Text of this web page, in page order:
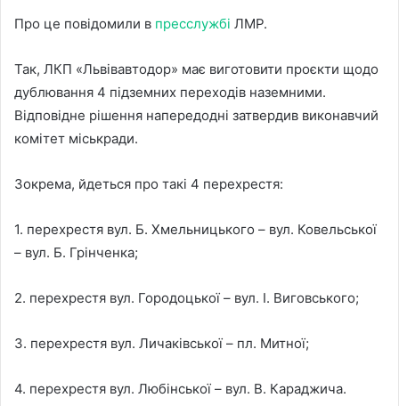
Про це повідомили в пресслужбі ЛМР.
Так, ЛКП «Львівавтодор» має виготовити проєкти щодо
дублювання 4 підземних переходів наземними.
Відповідне рішення напередодні затвердив виконавчий
комітет міськради.
Зокрема, йдеться про такі 4 перехрестя:
1. перехрестя вул. Б. Хмельницького – вул. Ковельської
– вул. Б. Грінченка;
2. перехрестя вул. Городоцької – вул. І. Виговського;
3. перехрестя вул. Личаківської – пл. Митної;
4. перехрестя вул. Любінської – вул. В. Караджича.